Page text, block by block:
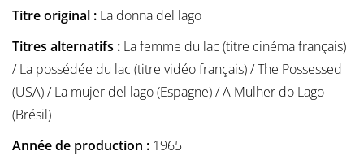
Titre original : La donna del lago
Titres alternatifs : La femme du lac (titre cinéma français)
/ La possédée du lac (titre vidéo français) / The Possessed
(USA) / La mujer del lago (Espagne) / A Mulher do Lago
(Brésil)
Année de production : 1965